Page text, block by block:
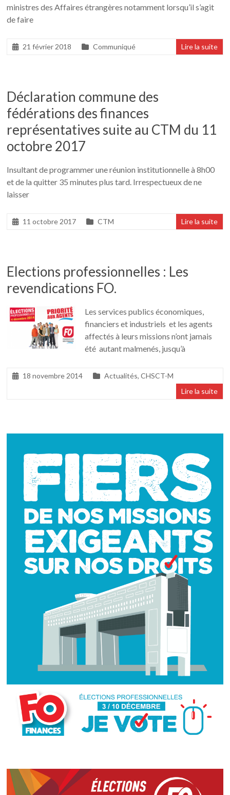
ministres des Affaires étrangères notamment lorsqu’il s’agit
de faire
21 février 2018 Communiqué Lire la suite
Déclaration commune des
fédérations des finances
représentatives suite au CTM du 11
octobre 2017
Insultant de programmer une réunion institutionnelle à 8h00
et de la quitter 35 minutes plus tard. Irrespectueux de ne
laisser
11 octobre 2017 CTM Lire la suite
Elections professionnelles : Les
revendications FO.
Les services publics économiques,
financiers et industriels et les agents
affectés à leurs missions n’ont jamais
été autant malmenés, jusqu’à
18 novembre 2014 Actualités,CHSCT-M
Lire la suite